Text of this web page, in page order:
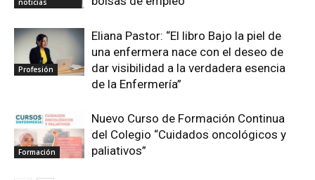
noticias
Profesión
Eliana Pastor: “El libro Bajo la piel de
una enfermera nace con el deseo de
dar visibilidad a la verdadera esencia
de la Enfermería”
Formación
Nuevo Curso de Formación Continua
del Colegio “Cuidados oncológicos y
paliativos”